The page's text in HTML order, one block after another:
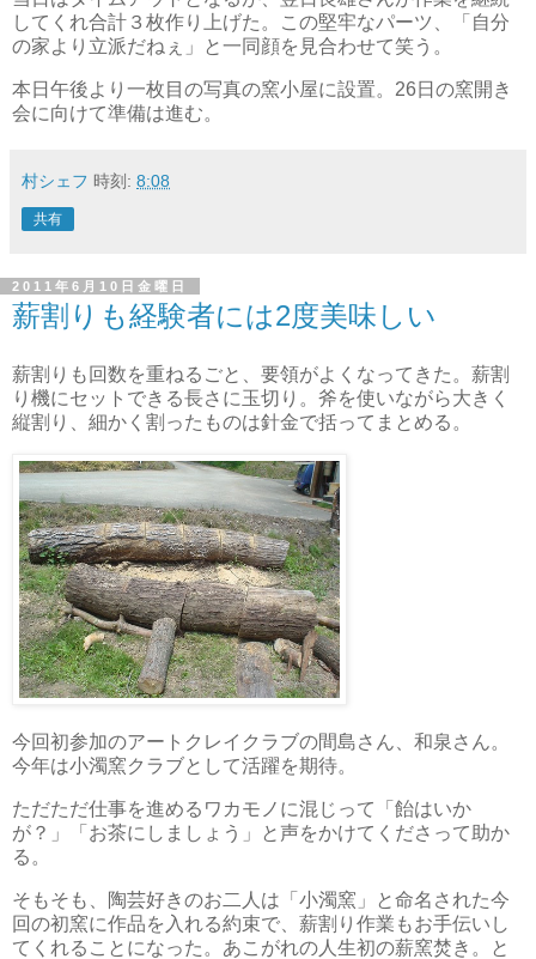
してくれ合計３枚作り上げた。この堅牢なパーツ、「自分
の家より立派だねぇ」と一同顔を見合わせて笑う。
本日午後より一枚目の写真の窯小屋に設置。26日の窯開き
会に向けて準備は進む。
村シェフ 時刻: 8:08
共有
2011年6月10日金曜日
薪割りも経験者には2度美味しい
薪割りも回数を重ねるごと、要領がよくなってきた。薪割
り機にセットできる長さに玉切り。斧を使いながら大きく
縦割り、細かく割ったものは針金で括ってまとめる。
今回初参加のアートクレイクラブの間島さん、和泉さん。
今年は小濁窯クラブとして活躍を期待。
ただただ仕事を進めるワカモノに混じって「飴はいか
が？」「お茶にしましょう」と声をかけてくださって助か
る。
そもそも、陶芸好きのお二人は「小濁窯」と命名された今
回の初窯に作品を入れる約束で、薪割り作業もお手伝いし
てくれることになった。あこがれの人生初の薪窯焚き。と